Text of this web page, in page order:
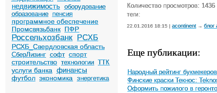
недвижимость оборудование
образование пенсия
программное обеспечение
Промсвязьбанк ПФР
Россельхозбанк РСХБ
РСХБ_Свердловская область
СберЛизинг софт спорт
строительство технологии ТТК
услуги банка финансы
футбол экономика энергетика
Количество просмотров: 1436
теги:
22.01.2016 18:15 | acontinent → блог
Еще публикации:
Народный рейтинг
Финские краски Текнос:
Оформить пожилого в